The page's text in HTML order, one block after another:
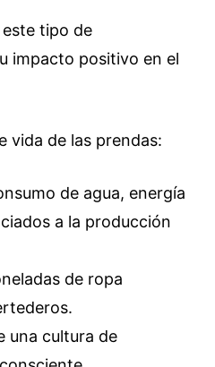
tipo de
impacto positivo en el
vida de las prendas:
de agua, energía
a la producción
de ropa
una cultura de